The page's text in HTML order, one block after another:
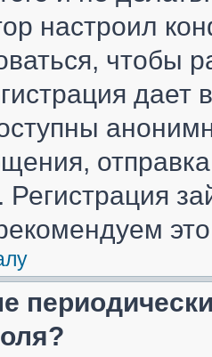
настроил
чтобы
Регистрация